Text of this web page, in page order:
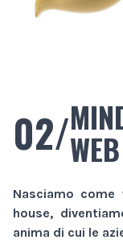
02/
Nasciamo come
house,
anima di cui le